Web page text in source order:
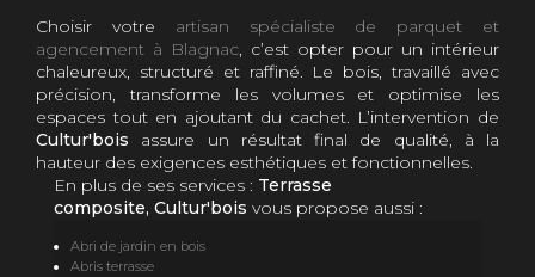
Choisir votre artisan spécialiste de parquet et
agencement à Blagnac, c’est opter pour un intérieur
chaleureux, structuré et raffiné. Le bois, travaillé avec
précision, transforme les volumes et optimise les
espaces tout en ajoutant du cachet. L’intervention de
Cultur'bois assure un résultat final de qualité, à la
hauteur des exigences esthétiques et fonctionnelles.
En plus de ses services : Terrasse
composite, Cultur'bois vous propose aussi :
Abri de jardin en bois
Abris terrasse